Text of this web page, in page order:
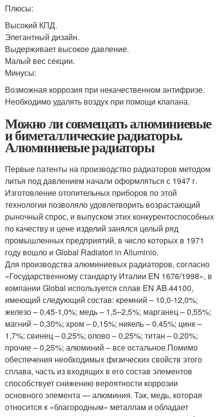
Плюсы:
Высокий КПД.
Элегантный дизайн.
Выдерживает высокое давление.
Малый вес секции.
Минусы:
Возможная коррозия при некачественном антифризе.
Необходимо удалять воздух при помощи клапана.
Можно ли совмещать алюминиевые
и биметаллические радиаторы.
Алюминиевые радиаторы
Первые патенты на производство радиаторов методом
литья под давлением начали оформляться с 1947 г.
Изготовление отопительных приборов по этой
технологии позволяло удовлетворить возрастающий
рыночный спрос, и выпуском этих конкурентоспособных
по качеству и цене изделий занялся целый ряд
промышленных предприятий, в число которых в 1971
году вошло и Global Radiatori in Alluminio.
Для производства алюминиевых радиаторов, согласно
«Государственному стандарту Италии EN 1676/1998», в
компании Global используется сплав EN AB.44100,
имеющий следующий состав: кремний – 10,0-12,0%;
железо – 0,45-1,0%; медь – 1,5–2,5%; марганец – 0,55%;
магний – 0,30%; хром – 0,15%; никель – 0,45%; цинк –
1,7%; свинец – 0,25%; олово – 0,25%; титан – 0,20%;
прочие – 0,25%; алюминий – все остальное.Помимо
обеспечения необходимых физических свойств этого
сплава, часть из входящих в его состав элементов
способствует снижению вероятности коррозии
основного элемента — алюминия. Так, медь, которая
относится к «благородным» металлам и обладает